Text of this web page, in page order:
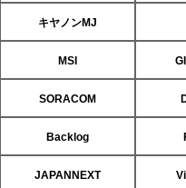
キヤノンMJ
MSI
SORACOM
Backlog
JAPANNEXT